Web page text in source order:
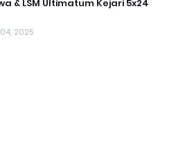
& LSM Ultimatum Kejari 5x24
2025